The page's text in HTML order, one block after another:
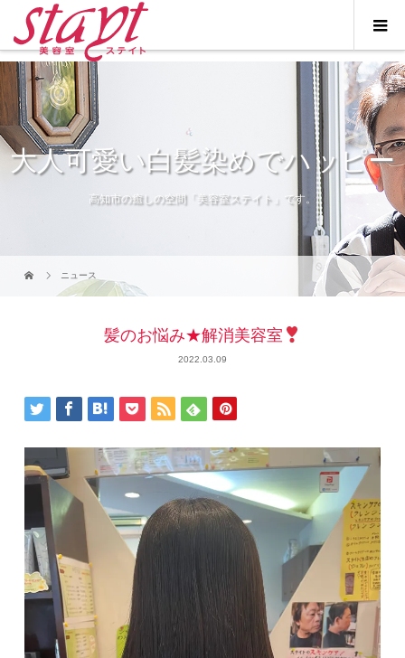
大人可愛い白髪染めでハッピー
高知市の癒しの空間「美容室ステイト」です。
ニュース
髪のお悩み★解消美容室
2022.03.09